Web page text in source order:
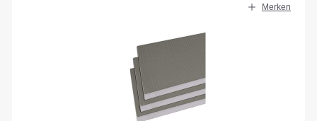
Merken